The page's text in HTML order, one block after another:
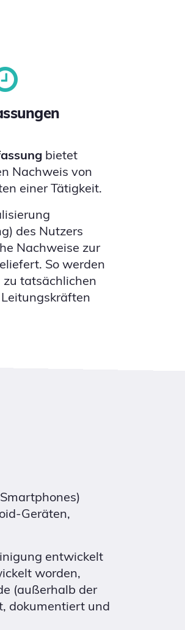
bietet
Nachweis von
einer Tätigkeit.
des Nutzers
Nachweise zur
So werden
zu tatsächlichen
Geräten,
entwickelt
worden,
(außerhalb der
dokumentiert und